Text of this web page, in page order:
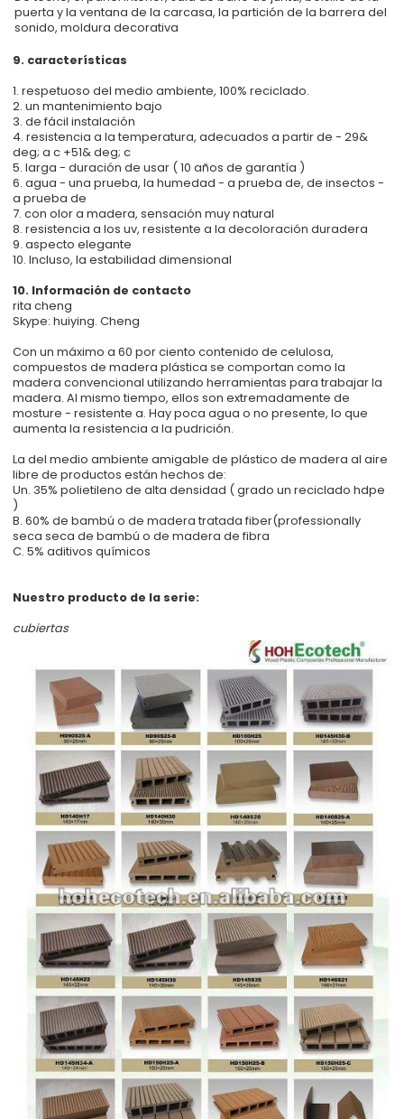
puerta y la ventana de la carcasa, la partición de la barrera del
sonido, moldura decorativa
9. características
1. respetuoso del medio ambiente, 100% reciclado.
2. un mantenimiento bajo
3. de fácil instalación
4. resistencia a la temperatura, adecuados a partir de - 29&
deg; a c +51& deg; c
5. larga - duración de usar ( 10 años de garantía )
6. agua - una prueba, la humedad - a prueba de, de insectos -
a prueba de
7. con olor a madera, sensación muy natural
8. resistencia a los uv, resistente a la decoloración duradera
9. aspecto elegante
10. Incluso, la estabilidad dimensional
10. Información de contacto
rita cheng
Skype: huiying. Cheng
Con un máximo a 60 por ciento contenido de celulosa,
compuestos de madera plástica se comportan como la
madera convencional utilizando herramientas para trabajar la
madera. Al mismo tiempo, ellos son extremadamente de
mosture - resistente a. Hay poca agua o no presente, lo que
aumenta la resistencia a la pudrición.
La del medio ambiente amigable de plástico de madera al aire
libre de productos están hechos de:
Un. 35% polietileno de alta densidad ( grado un reciclado hdpe
)
B. 60% de bambú o de madera tratada fiber(professionally
seca seca de bambú o de madera de fibra
C. 5% aditivos químicos
Nuestro producto de la serie:
cubiertas